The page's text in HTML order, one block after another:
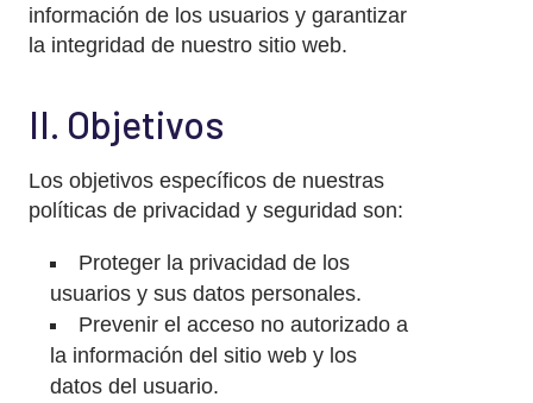
información de los usuarios y garantizar
la integridad de nuestro sitio web.
II. Objetivos
Los objetivos específicos de nuestras
políticas de privacidad y seguridad son:
Proteger la privacidad de los
usuarios y sus datos personales.
Prevenir el acceso no autorizado a
la información del sitio web y los
datos del usuario.